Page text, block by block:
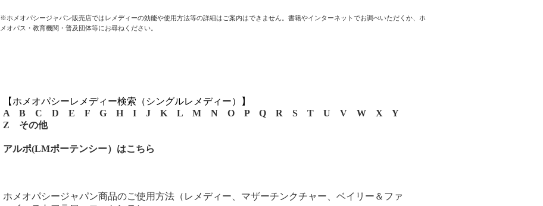
※ホメオパシージャパン販売店ではレメディーの効能や使用方法等の詳細はご案内はできません。書籍やインターネットでお調べいただくか、ホ
メオパス・教育機関・普及団体等にお尋ねください。
【ホメオパシーレメディー検索（シングルレメディー）】
A
B C D E F G H I J K L M N O P Q R S T U V W X
Y
Z
その他
アルポ(LMポーテンシー）はこちら
ホメオパシージャパン商品のご使用方法（レメディー、マザーチンクチャー、ベイリー＆ファ